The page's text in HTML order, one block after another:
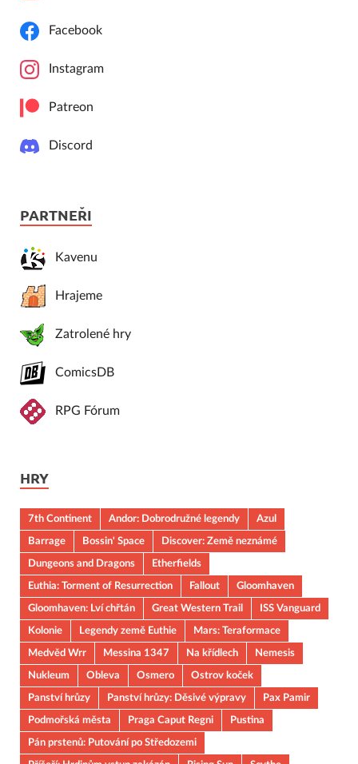
Facebook
Instagram
Patreon
Discord
PARTNEŘI
Kavenu
Hrajeme
Zatrolené hry
ComicsDB
RPG Fórum
HRY
7th Continent Andor: Dobrodružné legendy
Azul
Barrage
Bossin' Space
Discover: Země neznámé
Dungeons and Dragons
Etherfields
Euthia: Torment of Resurrection
Fallout
Gloomhaven
Gloomhaven: Lví chřtán
Great Western Trail
ISS Vanguard
Kolonie
Legendy země Euthie
Mars: Teraformace
Medvěd Wrr
Messina 1347 Na křídlech
Nemesis
Nukleum
Obleva Osmero
Ostrov koček
Panství hrůzy
Panství hrůzy: Děsivé výpravy
Pax Pamir
Podmořská města
Praga Caput Regni
Pustina
Pán prstenů: Putování po Středozemi